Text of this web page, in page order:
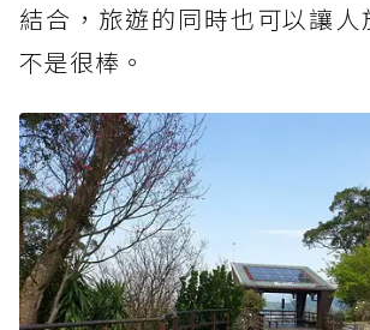
結合，旅遊的同時也可以讓人
不是很棒。